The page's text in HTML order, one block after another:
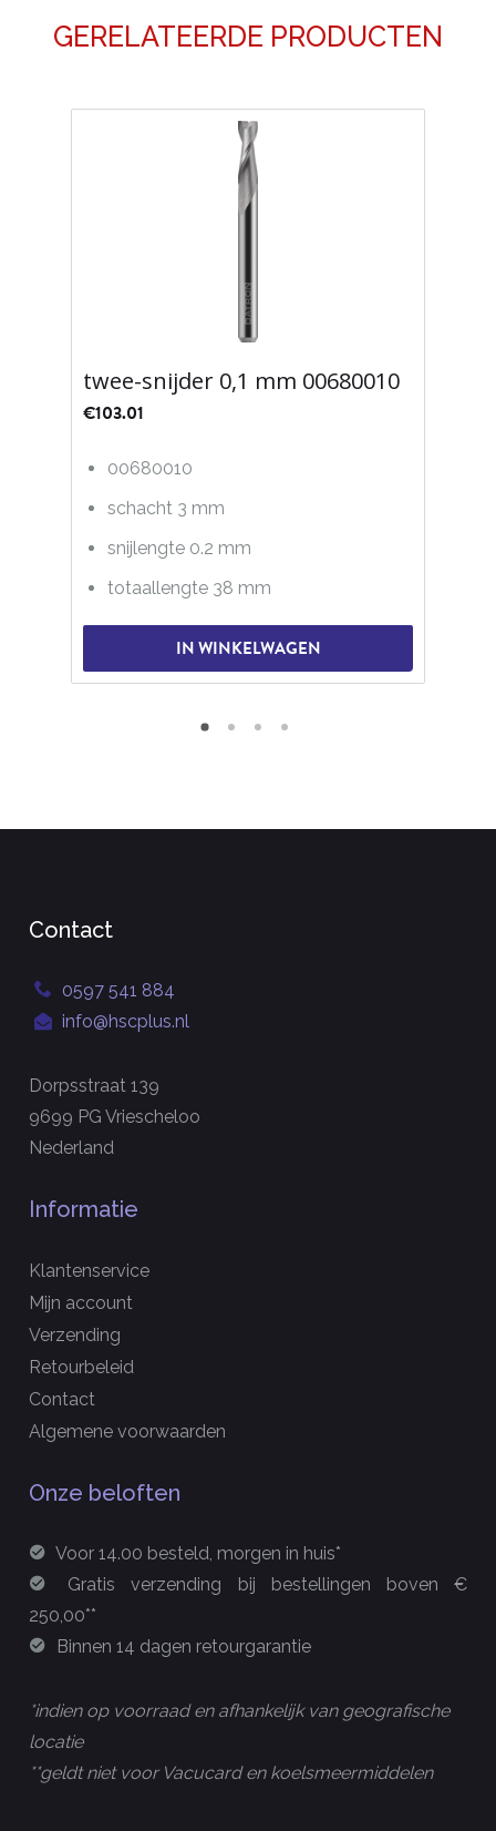
GERELATEERDE PRODUCTEN
twee-snijder 0,1 mm 00680010
€103.01
00680010
schacht 3 mm
snijlengte 0.2 mm
totaallengte 38 mm
IN WINKELWAGEN
Contact
0597 541 884
info@hscplus.nl
Dorpsstraat 139
9699 PG Vriescheloo
Nederland
Informatie
Klantenservice
Mijn account
Verzending
Retourbeleid
Contact
Algemene voorwaarden
Onze beloften
Voor 14.00 besteld, morgen in huis*
Gratis verzending bij bestellingen boven €
250,00**
Binnen 14 dagen retourgarantie
*indien op voorraad en afhankelijk van geografische
locatie
**geldt niet voor Vacucard en koelsmeermiddelen